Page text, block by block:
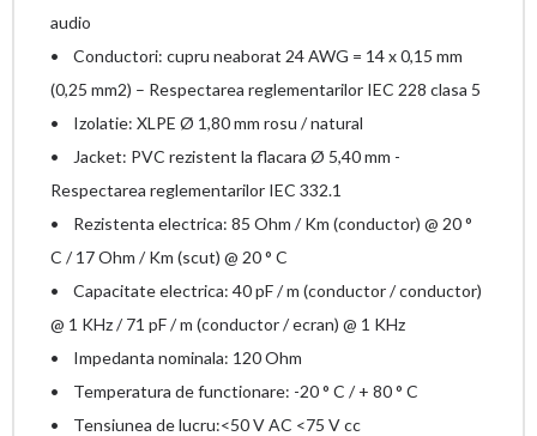
audio
• Conductori: cupru neaborat 24 AWG = 14 x 0,15 mm
(0,25 mm2) – Respectarea reglementarilor IEC 228 clasa 5
• Izolatie: XLPE Ø 1,80 mm rosu / natural
• Jacket: PVC rezistent la flacara Ø 5,40 mm -
Respectarea reglementarilor IEC 332.1
• Rezistenta electrica: 85 Ohm / Km (conductor) @ 20 °
C / 17 Ohm / Km (scut) @ 20 ° C
• Capacitate electrica: 40 pF / m (conductor / conductor)
@ 1 KHz / 71 pF / m (conductor / ecran) @ 1 KHz
• Impedanta nominala: 120 Ohm
• Temperatura de functionare: -20 ° C / + 80 ° C
• Tensiunea de lucru:<50 V AC <75 V cc